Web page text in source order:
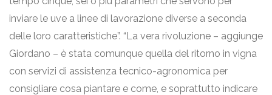
inviare le uve a linee di lavorazione diverse a seconda
delle loro caratteristiche”. “La vera rivoluzione – aggiunge
Giordano – è stata comunque quella del ritorno in vigna
con servizi di assistenza tecnico-agronomica per
consigliare cosa piantare e come, e soprattutto indicare